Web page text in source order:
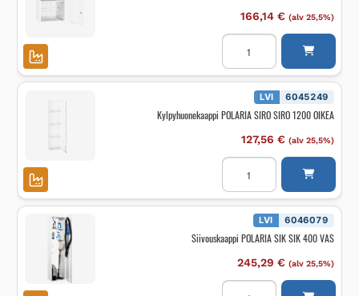
166,14 € (alv 25,5%)
Pyykkikaappi
POLARIA
PYK
500/700
määrä
LVI 6045249
Kylpyhuonekaappi POLARIA SIRO SIRO 1200 OIKEA
127,56 € (alv 25,5%)
Kylpyhuonekaappi
POLARIA
SIRO
1200
OIKEA
määrä
LVI 6046079
Siivouskaappi POLARIA SIK SIK 400 VAS
245,29 € (alv 25,5%)
Siivouskaappi